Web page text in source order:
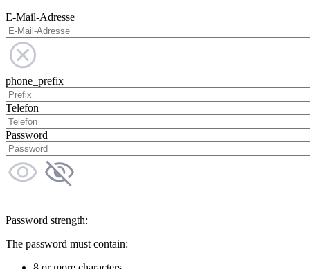
E-Mail-Adresse
phone_prefix
Telefon
Password
Password strength:
The password must contain: